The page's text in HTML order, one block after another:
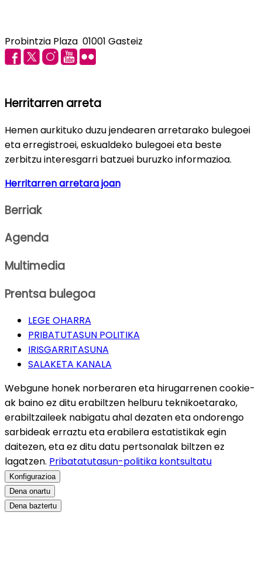
Probintzia Plaza 01001 Gasteiz
Herritarren arreta
Hemen aurkituko duzu jendearen arretarako bulegoei
eta erregistroei, eskualdeko bulegoei eta beste
zerbitzu interesgarri batzuei buruzko informazioa.
Herritarren arretara joan
Berriak
Agenda
Multimedia
Prentsa bulegoa
LEGE OHARRA
PRIBATUTASUN POLITIKA
IRISGARRITASUNA
SALAKETA KANALA
Webgune honek norberaren eta hirugarrenen cookie-
ak baino ez ditu erabiltzen helburu teknikoetarako,
erabiltzaileek nabigatu ahal dezaten eta ondorengo
sarbideak erraztu eta erabilera estatistikak egin
daitezen, eta ez ditu datu pertsonalak biltzen ez
lagatzen. Pribatatutasun-politika kontsultatu
Konfigurazioa
Dena onartu
Dena baztertu